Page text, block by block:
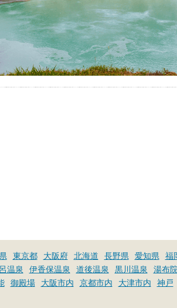
東京都 大阪府 北海道 長野県 愛知県
福
温泉 伊香保温泉 道後温泉 黒川温泉 湯布院
御殿場 大阪市内 京都市内 大津市内
神戸